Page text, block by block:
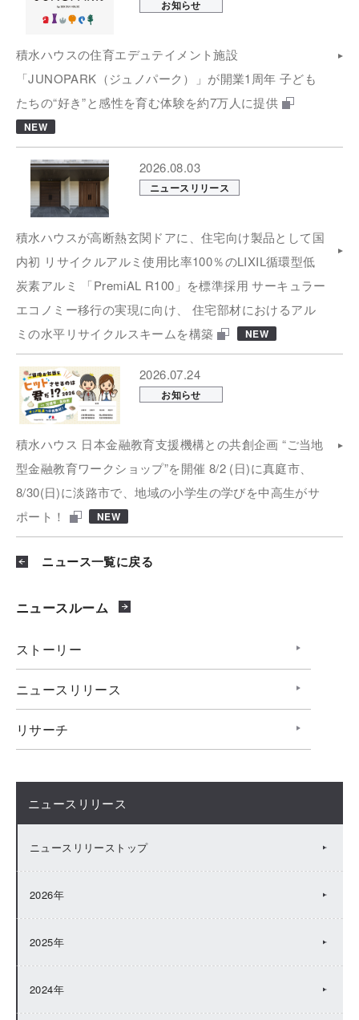
お知らせ
積水ハウスの住育エデュテイメント施設
「JUNOPARK（ジュノパーク）」が開業1周年 子ども
たちの“好き”と感性を育む体験を約7万人に提供
NEW
2026.08.03
ニュースリリース
積水ハウスが高断熱玄関ドアに、住宅向け製品として国
内初 リサイクルアルミ使用比率100％のLIXIL循環型低
炭素アルミ 「PremiAL R100」を標準採用 サーキュラー
エコノミー移行の実現に向け、 住宅部材におけるアル
ミの水平リサイクルスキームを構築
NEW
2026.07.24
お知らせ
積水ハウス 日本金融教育支援機構との共創企画 “ご当地
型金融教育ワークショップ”を開催 8/2 (日)に真庭市、
8/30(日)に淡路市で、地域の小学生の学びを中高生がサ
ポート！
NEW
ニュース一覧に戻る
ニュースルーム
ストーリー
ニュースリリース
リサーチ
ニュースリリース
ニュースリリーストップ
2026年
2025年
2024年